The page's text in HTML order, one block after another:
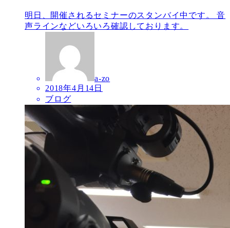
明日、開催されるセミナーのスタンバイ中です。 音
声ラインなどいろいろ確認しております。
a-zo
2018年4月14日
ブログ